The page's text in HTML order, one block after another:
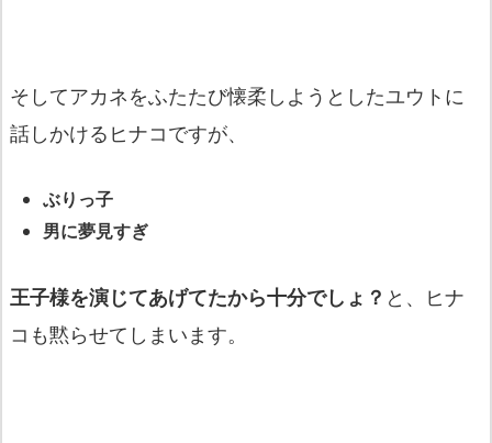
そしてアカネをふたたび懐柔しようとしたユウトに
話しかけるヒナコですが、
ぶりっ子
男に夢見すぎ
王子様を演じてあげてたから十分でしょ？ と、ヒナ
コも黙らせてしまいます。